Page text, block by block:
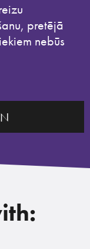
pretējā
nebūs